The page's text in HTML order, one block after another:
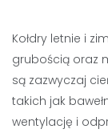
Kołdry letnie i
grubością oraz
są zazwyczaj
takich jak
wentylację i